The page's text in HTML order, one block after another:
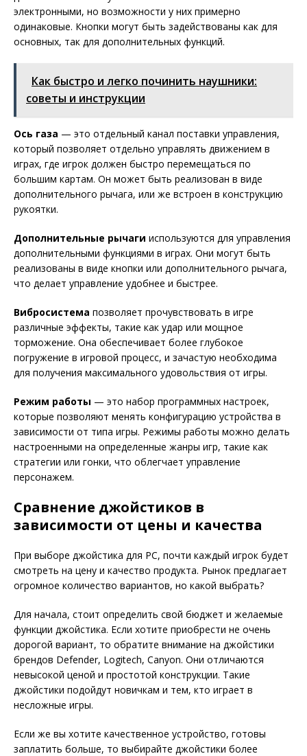
электронными, но возможности у них примерно
одинаковые. Кнопки могут быть задействованы как для
основных, так для дополнительных функций.
Как быстро и легко починить наушники:
советы и инструкции
Ось газа — это отдельный канал поставки управления,
который позволяет отдельно управлять движением в
играх, где игрок должен быстро перемещаться по
большим картам. Он может быть реализован в виде
дополнительного рычага, или же встрoен в конструкцию
рукоятки.
Дополнительные рычаги используются для управления
дополнительными функциями в играх. Они могут быть
реализованы в виде кнопки или дополнительного рычага,
что делает управление удобнее и быстрее.
Вибросистема позволяет прочувствовать в игре
различные эффекты, такие как удар или мощное
торможение. Она обеспечивает более глубокое
погружение в игровой процесс, и зачастую необходима
для получения максимального удовольствия от игры.
Режим работы — это набор программных настроек,
которые позволяют менять конфигурацию устройства в
зависимости от типа игры. Режимы работы можно делать
настроенными на определенные жанры игр, такие как
стратегии или гонки, что облегчает управление
персонажем.
Сравнение джойстиков в
зависимости от цены и качества
При выборе джойстика для PC, почти каждый игрок будет
смотреть на цену и качество продукта. Рынок предлагает
огромное количество вариантов, но какой выбрать?
Для начала, стоит определить свой бюджет и желаемые
функции джойстика. Если хотите приобрести не очень
дорогой вариант, то обратите внимание на джойстики
брендов Defender, Logitech, Canyon. Они отличаются
невысокой ценой и простотой конструкции. Такие
джойстики подойдут новичкам и тем, кто играет в
несложные игры.
Если же вы хотите качественное устройство, готовы
заплатить больше, то выбирайте джойстики более